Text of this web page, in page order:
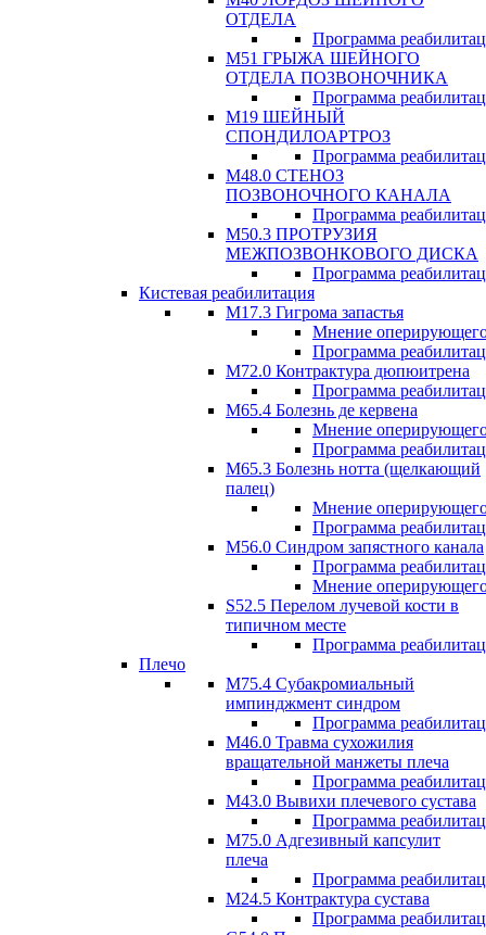
ОТДЕЛА
Программа
М51 ГРЫЖА ШЕЙНОГО
ОТДЕЛА ПОЗВОНОЧНИКА
Программа
М19 ШЕЙНЫЙ
СПОНДИЛОАРТРОЗ
Программа
М48.0 СТЕНОЗ
ПОЗВОНОЧНОГО КАНАЛА
Программа
М50.3 ПРОТРУЗИЯ
МЕЖПОЗВОНКОВОГО ДИСКА
Программа
Кистевая реабилитация
M17.3 Гигрома запастья
Мнение
Программа
М72.0 Контрактура дюпюитрена
Программа
M65.4 Болезнь де кервена
Мнение
Программа
М65.3 Болезнь нотта (щелкающий
палец)
Мнение
Программа
M56.0 Синдром запястного канала
Программа
Мнение
S52.5 Перелом лучевой кости в
типичном месте
Программа
Плечо
М75.4 Субакромиальный
импинджмент синдром
Программа
М46.0 Травма сухожилия
вращательной манжеты плеча
Программа
M43.0 Вывихи плечевого сустава
Программа
М75.0 Адгезивный капсулит
плеча
Программа
M24.5 Контрактура сустава
Программа